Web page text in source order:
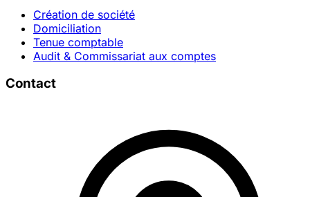
Création de société
Domiciliation
Tenue comptable
Audit & Commissariat aux comptes
Contact